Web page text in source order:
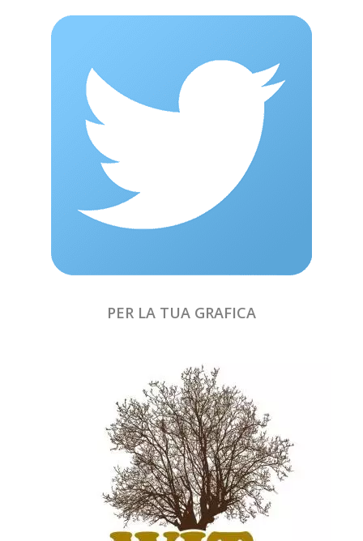
PER LA TUA GRAFICA